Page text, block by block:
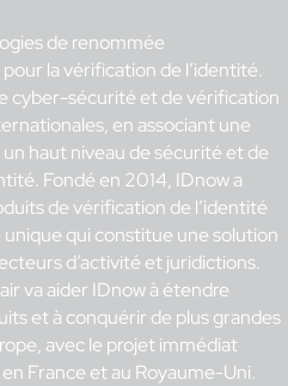
de renommée
la vérification de l’identité.
cyber-sécurité et de vérification
en associant une
haut niveau de sécurité et de
Fondé en 2014, IDnow a
de vérification de l’identité
qui constitue une solution
d’activité et juridictions.
va aider IDnow à étendre
et à conquérir de plus grandes
avec le projet immédiat
France et au Royaume-Uni.